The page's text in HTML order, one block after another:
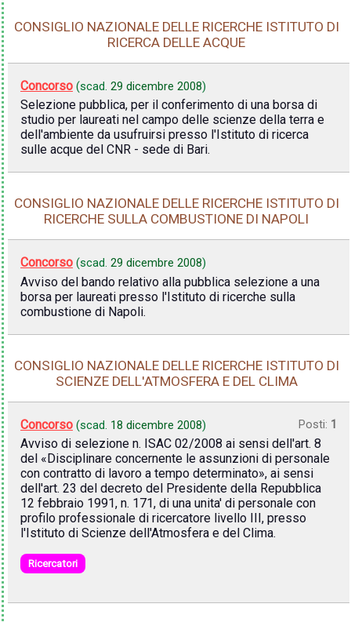
CONSIGLIO NAZIONALE DELLE RICERCHE ISTITUTO DI
RICERCA DELLE ACQUE
Concorso (scad. 29 dicembre 2008)
Selezione pubblica, per il conferimento di una borsa di
studio per laureati nel campo delle scienze della terra e
dell'ambiente da usufruirsi presso l'Istituto di ricerca
sulle acque del CNR - sede di Bari.
CONSIGLIO NAZIONALE DELLE RICERCHE ISTITUTO DI
RICERCHE SULLA COMBUSTIONE DI NAPOLI
Concorso (scad. 29 dicembre 2008)
Avviso del bando relativo alla pubblica selezione a una
borsa per laureati presso l'Istituto di ricerche sulla
combustione di Napoli.
CONSIGLIO NAZIONALE DELLE RICERCHE ISTITUTO DI
SCIENZE DELL'ATMOSFERA E DEL CLIMA
Concorso (scad. 18 dicembre 2008) Posti: 1
Avviso di selezione n. ISAC 02/2008 ai sensi dell'art. 8
del «Disciplinare concernente le assunzioni di personale
con contratto di lavoro a tempo determinato», ai sensi
dell'art. 23 del decreto del Presidente della Repubblica
12 febbraio 1991, n. 171, di una unita' di personale con
profilo professionale di ricercatore livello III, presso
l'Istituto di Scienze dell'Atmosfera e del Clima.
Ricercatori